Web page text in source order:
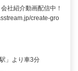
社紹介動画配信中！
create-gro
」より車3分